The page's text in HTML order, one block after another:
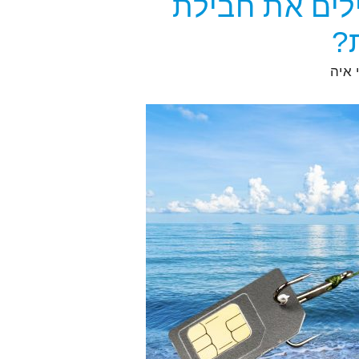
את חבילת
איה